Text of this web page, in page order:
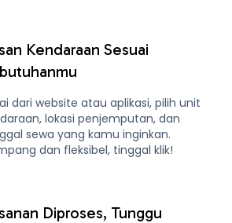
Kendaraan Sesuai
dari website atau aplikasi, pilih unit
lokasi penjemputan, dan
sewa yang kamu inginkan.
dan fleksibel, tinggal klik!
Diproses, Tunggu